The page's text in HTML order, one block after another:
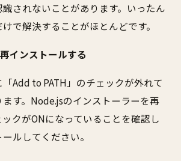
されないことがあります。いったん
で解決することがほとんどです。
インストールする
Add to PATH」のチェックが外れて
す。Node.jsのインストーラーを再
クがONになっていることを確認し
ルしてください。